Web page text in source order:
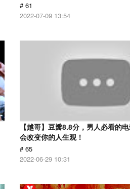
# 61
2022-07-09 13:54
【越哥】豆瓣8.8分，男人必看的
会改变你的人生观！
# 65
2022-06-29 10:31